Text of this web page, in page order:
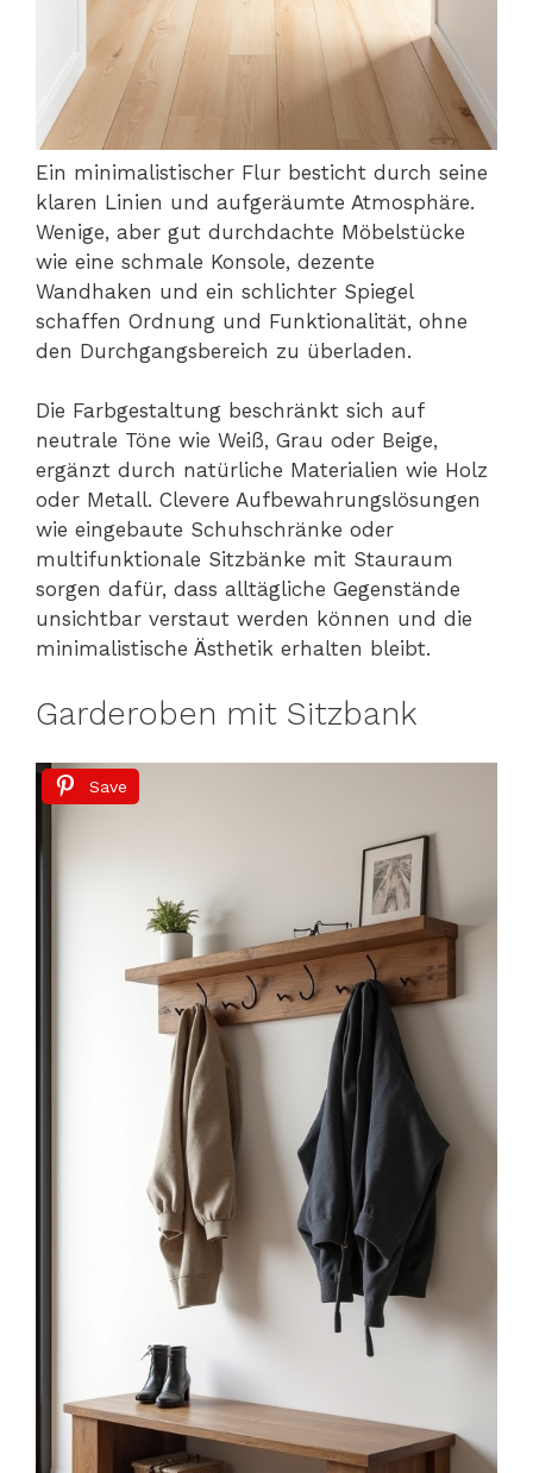
Ein minimalistischer Flur besticht durch seine
klaren Linien und aufgeräumte Atmosphäre.
Wenige, aber gut durchdachte Möbelstücke
wie eine schmale Konsole, dezente
Wandhaken und ein schlichter Spiegel
schaffen Ordnung und Funktionalität, ohne
den Durchgangsbereich zu überladen.
Die Farbgestaltung beschränkt sich auf
neutrale Töne wie Weiß, Grau oder Beige,
ergänzt durch natürliche Materialien wie Holz
oder Metall. Clevere Aufbewahrungslösungen
wie eingebaute Schuhschränke oder
multifunktionale Sitzbänke mit Stauraum
sorgen dafür, dass alltägliche Gegenstände
unsichtbar verstaut werden können und die
minimalistische Ästhetik erhalten bleibt.
Garderoben mit Sitzbank
Save